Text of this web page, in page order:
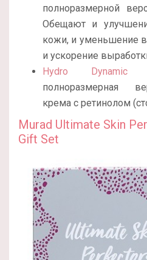
полноразмерной
Обещают и
кожи, и уменьшение
и ускорение
Hydro Dynamic
полноразмерная
крема с ретинолом
Murad Ultimate Skin
Gift Set